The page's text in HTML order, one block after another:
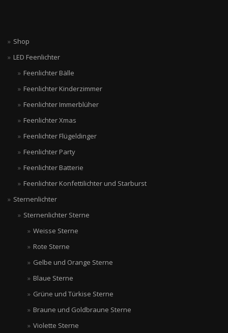
Shop
LED Feenlichter
Feenlichter Bälle
Feenlichter Kinderzimmer
Feenlichter Immerblüher
Feenlichter Xmas
Feenlichter Flügeldinger
Feenlichter Party
Feenlichter Batterie
Feenlichter Konfettilichter und Starburst
Sternenlichter
Sternenlichter Sterne
Weisse Sterne
Rote Sterne
Gelbe und Orange Sterne
Blaue Sterne
Grüne und Türkise Sterne
Braune und Goldbraune Sterne
Violette Sterne